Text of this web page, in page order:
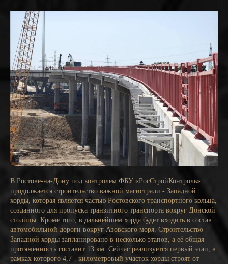
В Ростове-на-Дону под контролем ФБУ «РосСтройКонтроль»
продолжается строительство важной магистрали - Западной
хорды, которая является частью Ростовского транспортного кольца,
созданного для пропуска транзитного транспорта вокруг Донской
столицы. Кроме того, в дальнейшем хорда будет входить в состав
автомобильной дороги вокруг Азовского моря. Строительство
Западной хорды запланировано в несколько этапов, а её общая
протяжённость составит 13 км. Сейчас реализуется первый этап, в
рамках которого 4,7 - километровый участок хорды строят от